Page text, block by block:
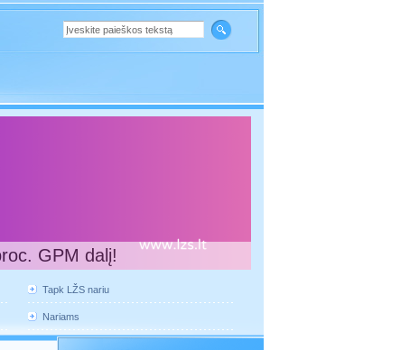
GPM dalį!
Tapk LŽS nariu
Nariams